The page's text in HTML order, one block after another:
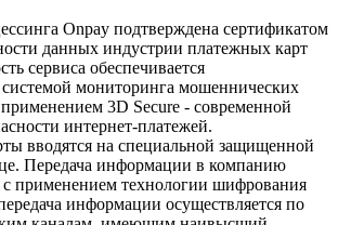
Onpay подтверждена сертификатом
данных индустрии платежных карт
сервиса обеспечивается
системой мониторинга мошеннических
3D Secure - современной
интернет-платежей.
вводятся на специальной защищенной
Передача информации в компанию
с применением технологии шифрования
информации осуществляется по